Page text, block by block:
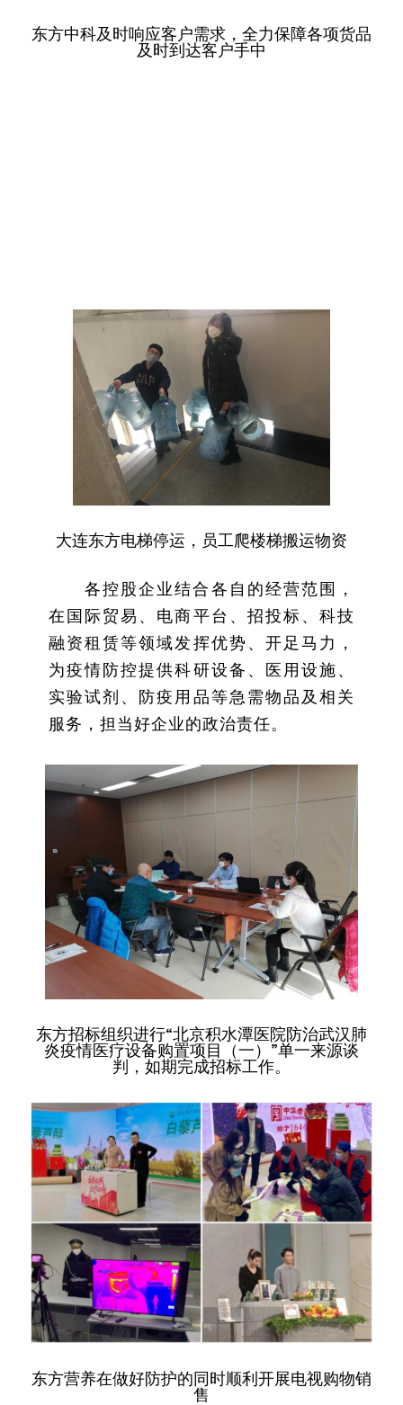
东方中科及时响应客户需求，全力保障各项货品
及时到达客户手中
大连东方电梯停运，员工爬楼梯搬运物资
各控股企业结合各自的经营范围，
在国际贸易、电商平台、招投标、科技
融资租赁等领域发挥优势、开足马力，
为疫情防控提供科研设备、医用设施、
实验试剂、防疫用品等急需物品及相关
服务，担当好企业的政治责任。
东方招标组织进行“北京积水潭医院防治武汉肺
炎疫情医疗设备购置项目（一）”单一来源谈
判，如期完成招标工作。
东方营养在做好防护的同时顺利开展电视购物销
售